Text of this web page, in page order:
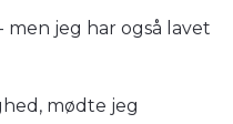
men jeg har også lavet
mødte jeg